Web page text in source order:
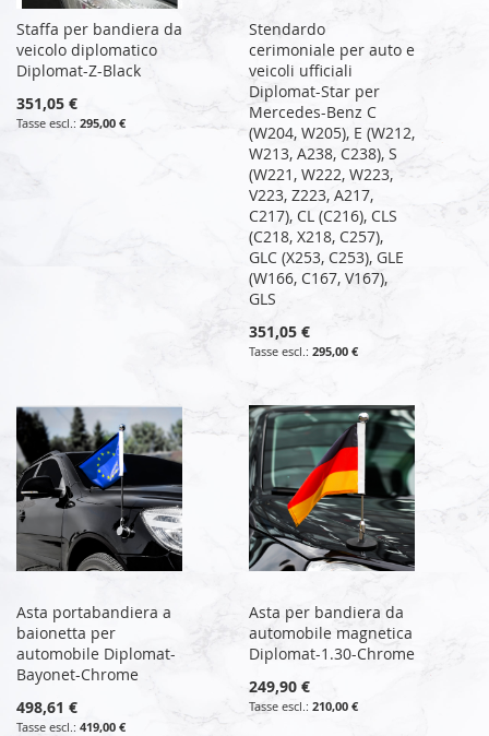
Staffa per bandiera da
veicolo diplomatico
Diplomat-Z-Black
351,05 €
295,00 €
Stendardo
cerimoniale per auto e
veicoli ufficiali
Diplomat-Star per
Mercedes-Benz C
(W204, W205), E (W212,
W213, A238, C238), S
(W221, W222, W223,
V223, Z223, A217,
C217), CL (C216), CLS
(C218, X218, C257),
GLC (X253, C253), GLE
(W166, C167, V167),
GLS
351,05 €
295,00 €
Asta portabandiera a
baionetta per
automobile Diplomat-
Bayonet-Chrome
498,61 €
419,00 €
Asta per bandiera da
automobile magnetica
Diplomat-1.30-Chrome
249,90 €
210,00 €